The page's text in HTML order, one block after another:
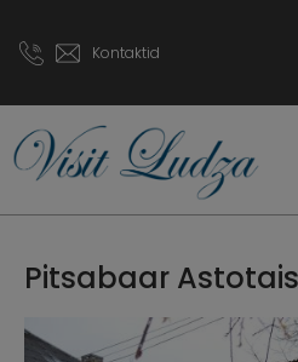
Kontaktid
Pitsabaar